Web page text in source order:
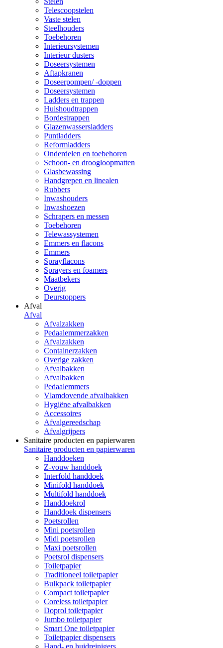
Telescoopstelen
Vaste stelen
Steelhouders
Toebehoren
Interieursystemen
Interieur dusters
Doseersystemen
Aftapkranen
Doseerpompen/ -doppen
Doseersystemen
Ladders en trappen
Huishoudtrappen
Bordestrappen
Glazenwassersladders
Puntladders
Reformladders
Onderdelen en toebehoren
Schoon- en droogloopmatten
Glasbewassing
Handgrepen en linealen
Rubbers
Inwashouders
Inwashoezen
Schrapers en messen
Toebehoren
Telewassystemen
Emmers en flacons
Emmers
Sprayflacons
Sprayers en foamers
Maatbekers
Overig
Deurstoppers
Afval
Afval
Afvalzakken
Pedaalemmerzakken
Afvalzakken
Containerzakken
Overige zakken
Afvalbakken
Afvalbakken
Pedaalemmers
Vlamdovende afvalbakken
Hygiëne afvalbakken
Accessoires
Afvalgereedschap
Afvalgrijpers
Sanitaire producten en papierwaren
Sanitaire producten en papierwaren
Handdoeken
Z-vouw handdoek
Interfold handdoek
Minifold handdoek
Multifold handdoek
Handdoekrol
Handdoek dispensers
Poetsrollen
Mini poetsrollen
Midi poetsrollen
Maxi poetsrollen
Poetsrol dispensers
Toiletpapier
Traditioneel toiletpapier
Bulkpack toiletpapier
Compact toiletpapier
Coreless toiletpapier
Doprol toiletpapier
Jumbo toiletpapier
Smart One toiletpapier
Toiletpapier dispensers
Hand- en huidreinigers